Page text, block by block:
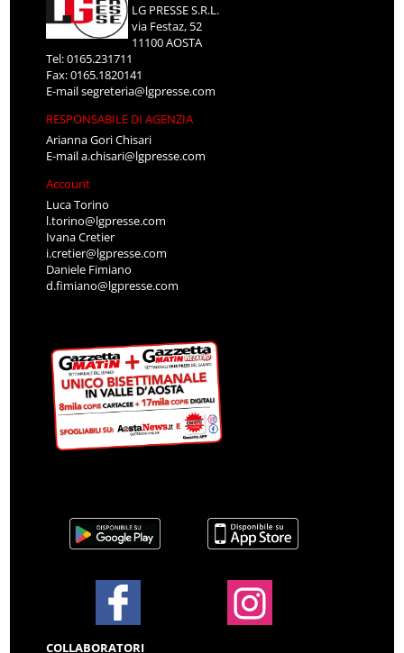
LG PRESSE S.R.L.
via Festaz, 52
11100 AOSTA
Tel: 0165.231711
Fax: 0165.1820141
E-mailsegreteria@lgpresse.com
RESPONSABILE DI AGENZIA
Arianna Gori Chisari
E-maila.chisari@lgpresse.com
Account
Luca Torino
l.torino@lgpresse.com
Ivana Cretier
i.cretier@lgpresse.com
Daniele Fimiano
d.fimiano@lgpresse.com
COLLABORATORI